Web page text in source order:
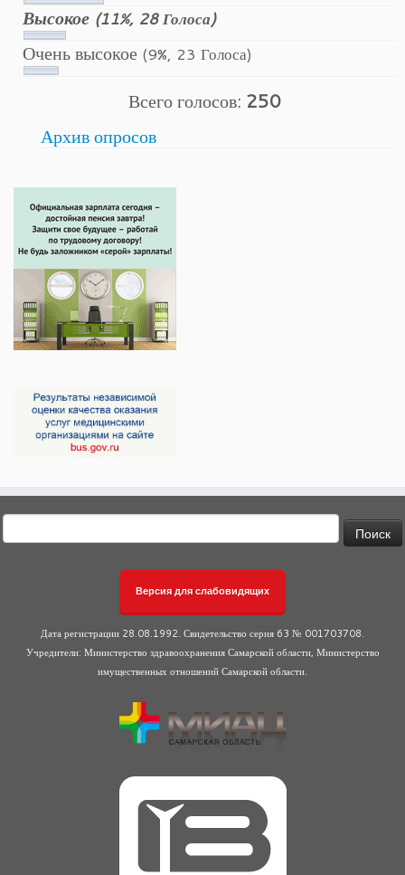
Высокое (11%, 28 Голоса)
Очень высокое (9%, 23 Голоса)
Всего голосов: 250
Архив опросов
Версия для слабовидящих
Дата регистрации 28.08.1992. Свидетельство серия 63 № 001703708.
Учредители: Министерство здравоохранения Самарской области, Министерство
имущественных отношений Самарской области.